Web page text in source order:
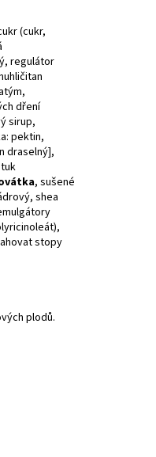
(cukr,
regulátor
dření
sirup,
pektin,
draselný],
, sušené
shea
stopy
plodů.